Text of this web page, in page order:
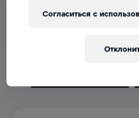
созданной! Общайтесь,
Согласиться с